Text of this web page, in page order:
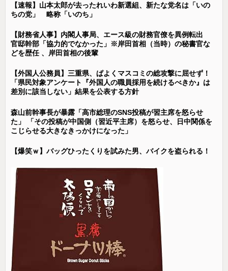
【速報】山本太郎が去ったれいわ新選組、新たな党名は「いの
ちの党」 略称「いのち」
【財務省人事】内閣人事局、エース級の財務官僚を異例転出
官邸幹部「協力的でなかった」※岸田首相（当時）の秘書官な
どを歴任 、岸田首相の後輩
【外国人公務員】三重県、ぱよくマスコミの総攻撃に屈せず！
「県民対象アンケート『外国人の職員採用を続けるべきか』は
差別に該当しない」結果を公表する方針
森山前幹事長が暴露「高市総理のSNS投稿が習主席を怒らせ
た」 「その投稿が中国側（習近平主席）を怒らせ、日中関係を
こじらせる大きなきっかけになった」
【爆笑ｗ】バッグひったくりを試みた男、バイクを盗られる！